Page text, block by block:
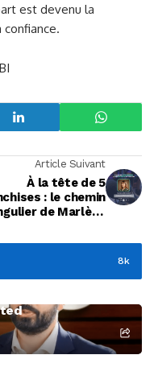
est devenu la
confiance.
Article Suivant
À la tête de 5
: le chemin
de Marlène
8k
Coeffier, dirigeant